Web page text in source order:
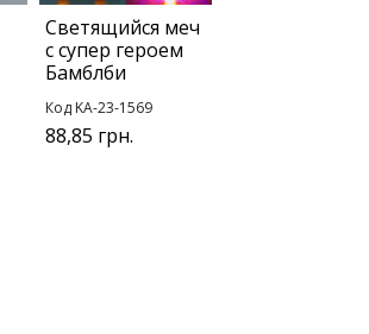
Светящийся меч
с супер героем
Бамблби
Код KA-23-1569
88,85 грн.